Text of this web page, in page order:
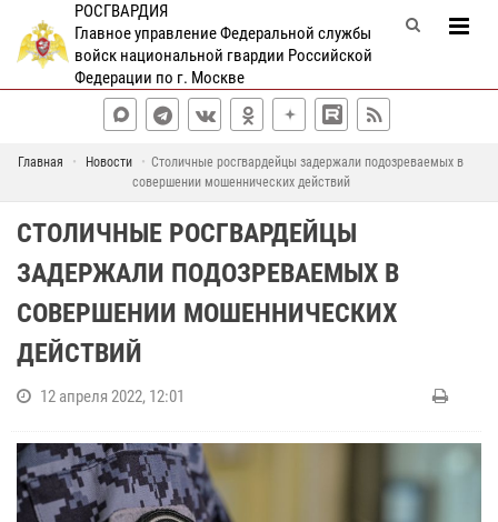
РОСГВАРДИЯ
Главное управление Федеральной службы
войск национальной гвардии Российской
Федерации по г. Москве
Главная Новости
Столичные росгвардейцы задержали подозреваемых в
совершении мошеннических действий
СТОЛИЧНЫЕ РОСГВАРДЕЙЦЫ
ЗАДЕРЖАЛИ ПОДОЗРЕВАЕМЫХ В
СОВЕРШЕНИИ МОШЕННИЧЕСКИХ
ДЕЙСТВИЙ
12 апреля 2022, 12:01